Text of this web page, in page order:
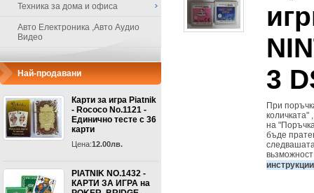
Техника за дома и офиса
Авто Електроника ,Авто Аудио
Видео
Най-продавани
Карти за игра Piatnik
- Rococo No.1121 -
Единично тесте с 36
карти
Цена:12.00лв.
PIATNIK NO.1432 -
КАРТИ ЗА ИГРА на
3
При
количката"
на
бъде